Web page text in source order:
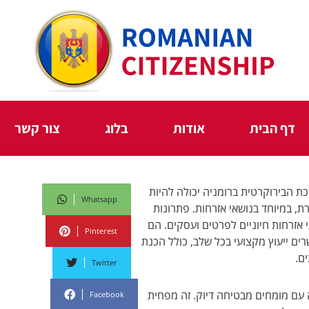
דף הבית אודות בלוג צור קשר
הבירוקרטית ברומניה יכולה להיות
במיוחד בנושאי אזרחות. פתרונות
אזרחות חיוניים לפרטים ועסקים. הם
ייעוץ מקצועי בכל שלב, כולל הכנת
עם מומחים מבטיחה דיוק. זה מפחית
Whatsapp
Pinterest
Twitter
Facebook